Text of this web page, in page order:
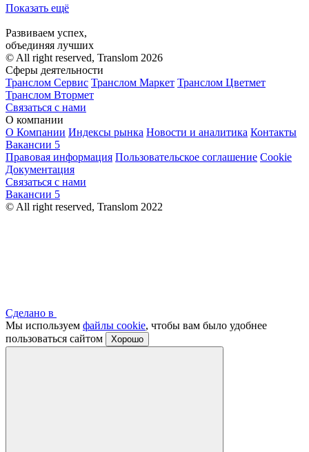
Показать ещё
Развиваем успех,
объединяя лучших
© All right reserved, Translom 2026
Сферы деятельности
Транслом Сервис Транслом Маркет Транслом Цветмет
Транслом Втормет
Связаться с нами
О компании
О Компании Индексы рынка Новости и аналитика Контакты
Вакансии 5
Правовая информация Пользовательское соглашение Cookie
Документация
Связаться с нами
Вакансии 5
© All right reserved, Translom 2022
Сделано в
Мы используем файлы cookie, чтобы вам было удобнее
пользоваться сайтом
Хорошо